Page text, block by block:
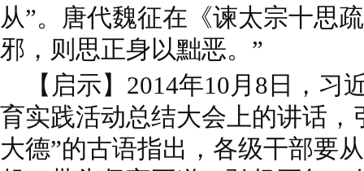
从”。唐代魏征在《谏太宗十思
邪，则思正身以黜恶。”
【启示】2014年10月8日，习
育实践活动总结大会上的讲话，
大德”的古语指出，各级干部要